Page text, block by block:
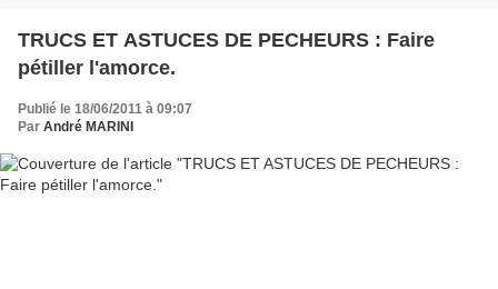
TRUCS ET ASTUCES DE PECHEURS : Faire
pétiller l'amorce.
Publié le 18/06/2011 à 09:07
Par André MARINI